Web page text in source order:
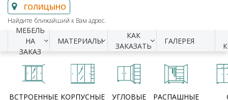
ГОЛИЦЫНО
Найдите ближайший к Вам адрес.
МЕБЕЛЬ
НА
ЗАКАЗ
МАТЕРИАЛЫ
КАК
ЗАКАЗАТЬ
ГАЛЕРЕЯ
ВСТРОЕННЫЕ КОРПУСНЫЕ УГЛОВЫЕ РАСПАШНЫЕ